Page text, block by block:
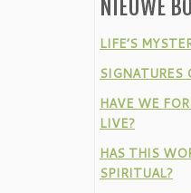
NIEUWE
LIFE’S
SIGNATURES
HAVE WE
LIVE?
HAS THIS
SPIRITUAL?